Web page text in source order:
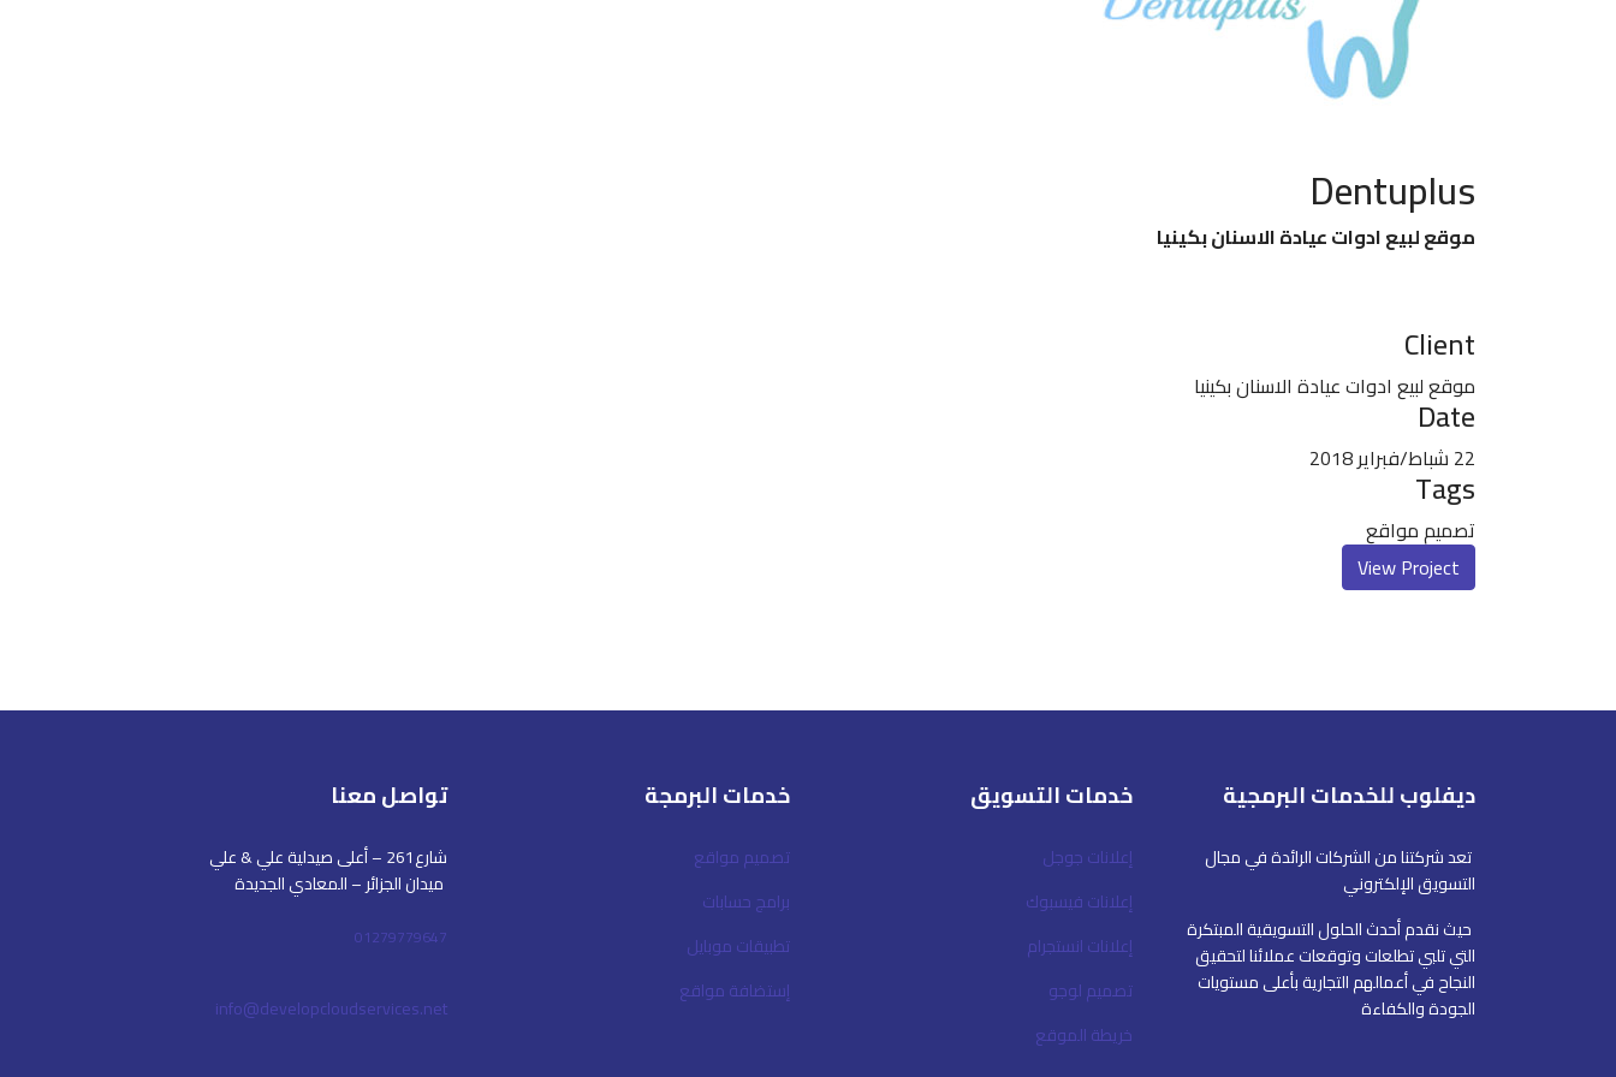
Dentuplus
موقع لبيع ادوات عيادة الاسنان بكينيا
Client
موقع لبيع ادوات عيادة الاسنان بكينيا
Date
22 شباط/فبراير 2018
Tags
تصميم مواقع
View Project
ديفلوب للخدمات البرمجية
تعد شركتنا من الشركات الرائدة في مجال
التسويق الإلكتروني
حيث نقدم أحدث الحلول التسويقية المبتكرة
التي تلبي تطلعات وتوقعات عملائنا لتحقيق
النجاح في أعمالهم التجارية بأعلى مستويات
الجودة والكفاءة
خدمات التسويق
إعلانات جوجل
إعلانات فيسبوك
إعلانات انستجرام
تصميم لوجو
خريطة الموقع
خدمات البرمجة
تصميم مواقع
برامج حسابات
تطبيقات موبايل
إستضافة مواقع
تواصل معنا
شارع261 – أعلى صيدلية علي & علي
ميدان الجزائر – المعادي الجديدة
01279779647
info@developcloudservices.net